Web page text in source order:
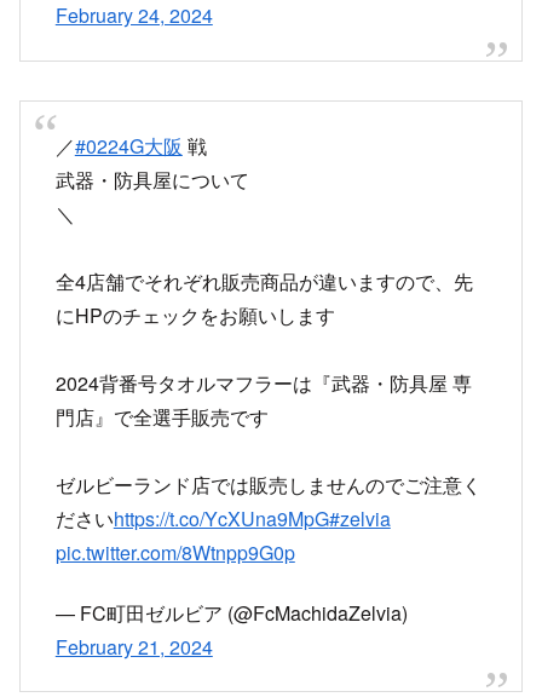
February 24, 2024
／#0224G大阪 戦
武器・防具屋について
＼
全4店舗でそれぞれ販売商品が違いますので、先
にHPのチェックをお願いします
2024背番号タオルマフラーは『武器・防具屋 専
門店』で全選手販売です
ゼルビーランド店では販売しませんのでご注意く
ださいhttps://t.co/YcXUna9MpG#zelvia
pic.twitter.com/8Wtnpp9G0p
— FC町田ゼルビア (@FcMachidaZelvia)
February 21, 2024